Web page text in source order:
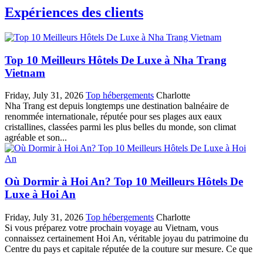
Expériences des clients
Top 10 Meilleurs Hôtels De Luxe à Nha Trang
Vietnam
Friday, July 31, 2026 Top hébergements Charlotte
Nha Trang est depuis longtemps une destination balnéaire de
renommée internationale, réputée pour ses plages aux eaux
cristallines, classées parmi les plus belles du monde, son climat
agréable et son...
Où Dormir à Hoi An? Top 10 Meilleurs Hôtels De
Luxe à Hoi An
Friday, July 31, 2026 Top hébergements Charlotte
Si vous préparez votre prochain voyage au Vietnam, vous
connaissez certainement Hoi An, véritable joyau du patrimoine du
Centre du pays et capitale réputée de la couture sur mesure. Ce que